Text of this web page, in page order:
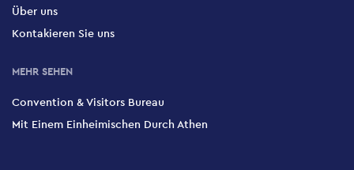
Über uns
Kontakieren Sie uns
MEHR SEHEN
Convention & Visitors Bureau
Mit Einem Einheimischen Durch Athen